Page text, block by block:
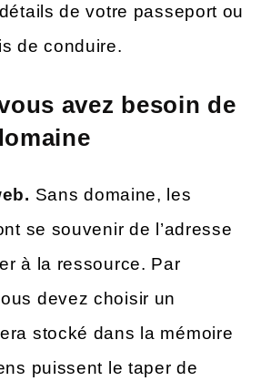
de votre passeport ou
de conduire.
avez besoin de
Sans domaine, les
se souvenir de l’adresse
à la ressource. Par
devez choisir un
stocké dans la mémoire
puissent le taper de